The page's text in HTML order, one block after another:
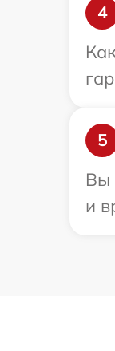
4
5
Вы
и